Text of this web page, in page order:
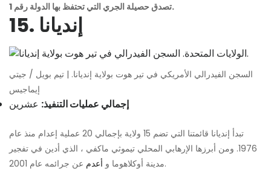
تصدق حصيلة الجري التي تحتفظ بها الدولة رقم 1.
15. إنديانا
السجن الفيدرالي الأمريكي في تير هوت بولاية إنديانا. | تيم بويل / جيتي
إيماجيس
إجمالي عمليات التنفيذ: عشرين
تبدأ إنديانا قائمتنا التي تضم 15 ولاية بإجمالي 20 عملية إعدام منذ عام
1976. ومن أبرزها الإرهابي المحلي تيموثي ماكفي ، الذي أدين في تفجير
مدينة أوكلاهوما و أعدم
عن جرائمه عام 2001.